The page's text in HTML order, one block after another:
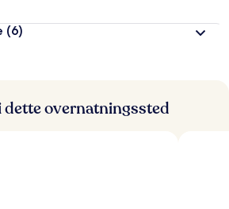
e
e
(6)
overnatningssted